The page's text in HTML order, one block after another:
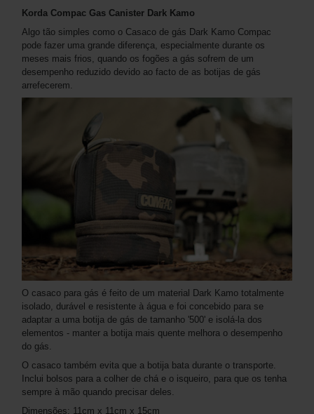
Korda Compac Gas Canister Dark Kamo
Algo tão simples como o Casaco de gás Dark Kamo Compac
pode fazer uma grande diferença, especialmente durante os
meses mais frios, quando os fogões a gás sofrem de um
desempenho reduzido devido ao facto de as botijas de gás
arrefecerem.
O casaco para gás é feito de um material Dark Kamo totalmente
isolado, durável e resistente à água e foi concebido para se
adaptar a uma botija de gás de tamanho '500' e isolá-la dos
elementos - manter a botija mais quente melhora o desempenho
do gás.
O casaco também evita que a botija bata durante o transporte.
Inclui bolsos para a colher de chá e o isqueiro, para que os tenha
sempre à mão quando precisar deles.
Dimensões: 11cm x 11cm x 15cm